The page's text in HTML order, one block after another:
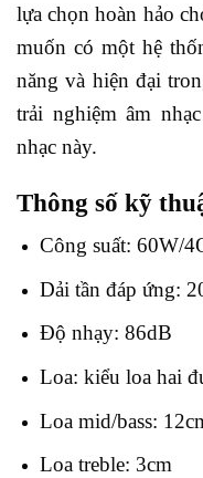
lựa chọn hoàn hảo
muốn có một hệ
năng và hiện đại
trải nghiệm âm
nhạc này.
Thông số kỹ
Công suất: 60W/
Dải tần đáp ứng:
Độ nhạy: 86dB
Loa: kiểu loa hai
Loa mid/bass:
Loa treble: 3cm